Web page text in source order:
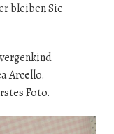
bleiben Sie
Arcello.
Foto.